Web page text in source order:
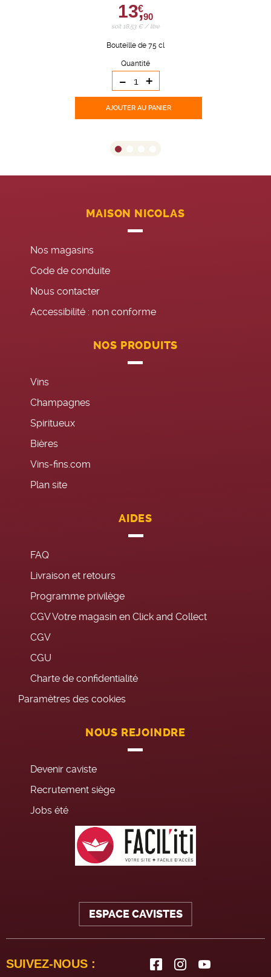
13,
€
90
soit 18,53 € / litre
Bouteille de 75 cl
Quantité
- +
AJOUTER AU PANIER
MAISON NICOLAS
Nos magasins
Code de conduite
Nous contacter
Accessibilité : non conforme
NOS PRODUITS
Vins
Champagnes
Spiritueux
Bières
Vins-fins.com
Plan site
AIDES
FAQ
Livraison et retours
Programme privilège
CGV Votre magasin en Click and Collect
CGV
CGU
Charte de confidentialité
Paramètres des cookies
NOUS REJOINDRE
Devenir caviste
Recrutement siège
Jobs été
ESPACE CAVISTES
SUIVEZ-NOUS :